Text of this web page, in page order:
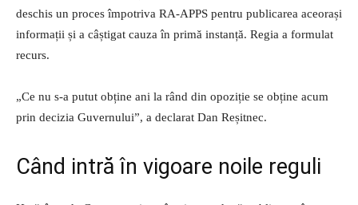
deschis un proces împotriva RA-APPS pentru publicarea aceorași
informații și a câștigat cauza în primă instanță. Regia a formulat
recurs.
„Ce nu s-a putut obține ani la rând din opoziție se obține acum
prin decizia Guvernului”, a declarat Dan Reșitnec.
Când intră în vigoare noile reguli